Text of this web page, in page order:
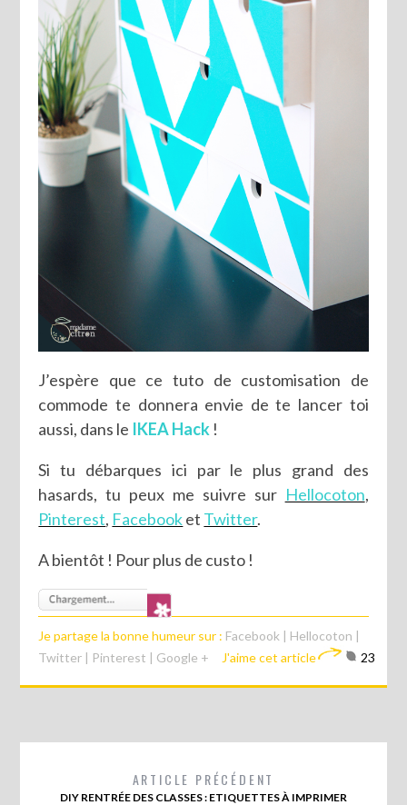
J’espère que ce tuto de customisation de
commode te donnera envie de te lancer toi
aussi, dans le IKEA Hack !
Si tu débarques ici par le plus grand des
hasards, tu peux me suivre sur Hellocoton,
Pinterest, Facebooket Twitter.
A bientôt ! Pour plus de custo !
Je partage la bonne humeur sur : Facebook | Hellocoton |
Twitter | Pinterest | Google + J'aime cet article 23
ARTICLE PRÉCÉDENT
DIY RENTRÉE DES CLASSES : ETIQUETTES À IMPRIMER